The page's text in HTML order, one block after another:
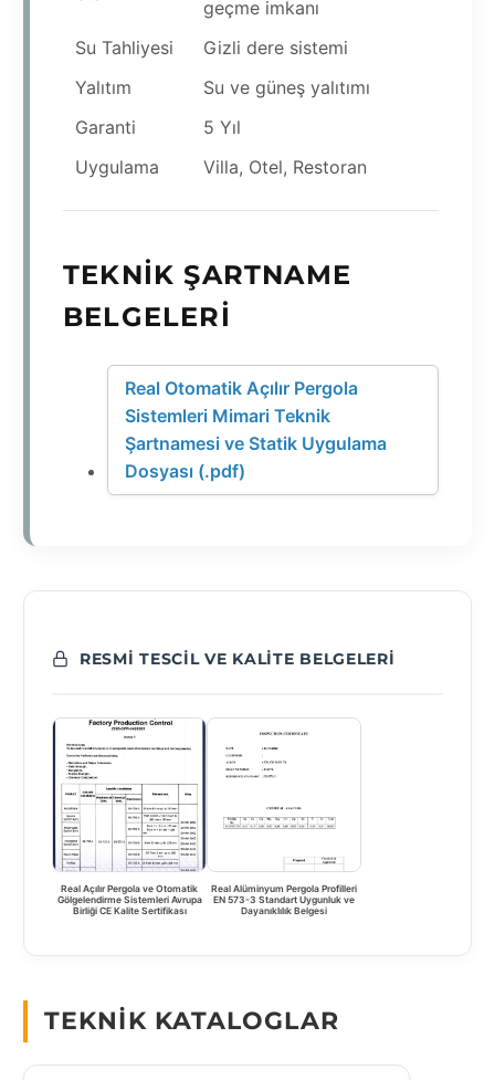
geçme imkanı
Su Tahliyesi
Gizli dere sistemi
Yalıtım
Su ve güneş yalıtımı
Garanti
5 Yıl
Uygulama
Villa, Otel, Restoran
TEKNIK ŞARTNAME
BELGELERI
Real Otomatik Açılır Pergola
Sistemleri Mimari Teknik
Şartnamesi ve Statik Uygulama
Dosyası (.pdf)
RESMI TESCIL VE KALITE BELGELERI
Real Açılır Pergola ve Otomatik
Gölgelendirme Sistemleri Avrupa
Birliği CE Kalite Sertifikası
Real Alüminyum Pergola Profilleri
EN 573-3 Standart Uygunluk ve
Dayanıklılık Belgesi
TEKNIK KATALOGLAR